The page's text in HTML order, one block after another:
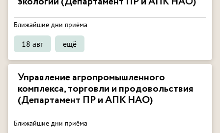
Ближайшие дни приёма
18 авг ещё
Управление агропромышленного
комплекса, торговли и продовольствия
(Департамент ПР и АПК НАО)
Ближайшие дни приёма